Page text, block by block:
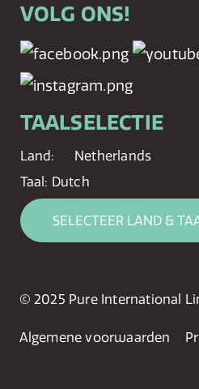
VOLG ONS!
TAALSELECTIE
Land:
Netherlands
Taal: Dutch
SELECTEER LAND &
© 2025 Pure International
Algemene voorwaarden